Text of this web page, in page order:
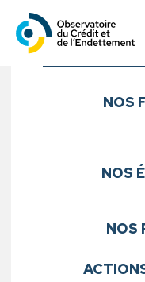
Sous-
NOS
NOS
NOS